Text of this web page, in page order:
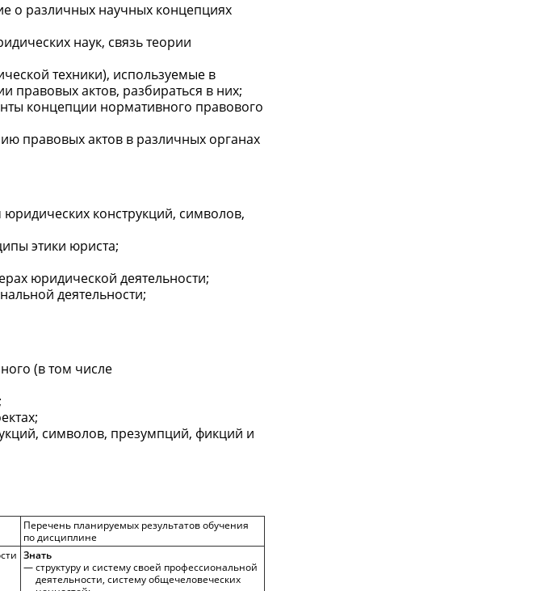
о различных научных концепциях
наук, связь теории
техники), используемые в
правовых актов, разбираться в них;
концепции нормативного правового
правовых актов в различных органах
конструкций, символов,
этики юриста;
юридической деятельности;
деятельности;
(в том числе
символов, презумпций, фикций и
Перечень планируемых результатов обучения
по дисциплине
Знать
структуру и систему своей профессиональной
деятельности, систему общечеловеческих